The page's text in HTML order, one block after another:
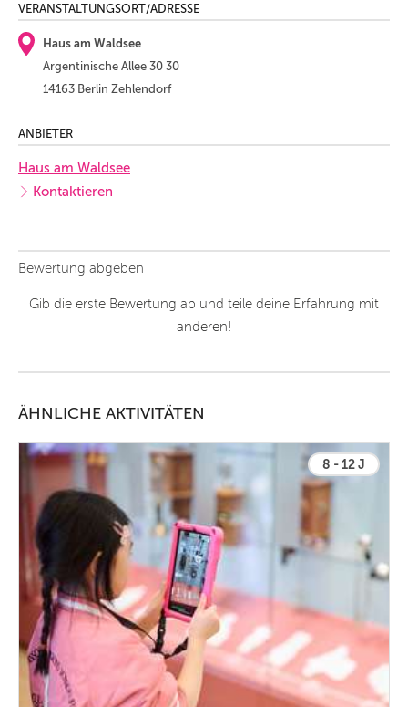
VERANSTALTUNGSORT/ADRESSE
Haus am Waldsee
Argentinische Allee 30 30
14163 Berlin Zehlendorf
ANBIETER
Haus am Waldsee
Kontaktieren
Bewertung abgeben
Gib die erste Bewertung ab und teile deine Erfahrung mit
anderen!
ÄHNLICHE AKTIVITÄTEN
8 - 12 J